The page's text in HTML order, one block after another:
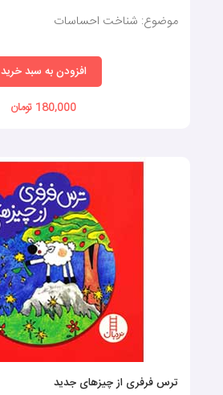
موضوع: شناخت احساسات
افزودن به سبد خرید
180,000 تومان
ترس فرفری از چیزهای جدید